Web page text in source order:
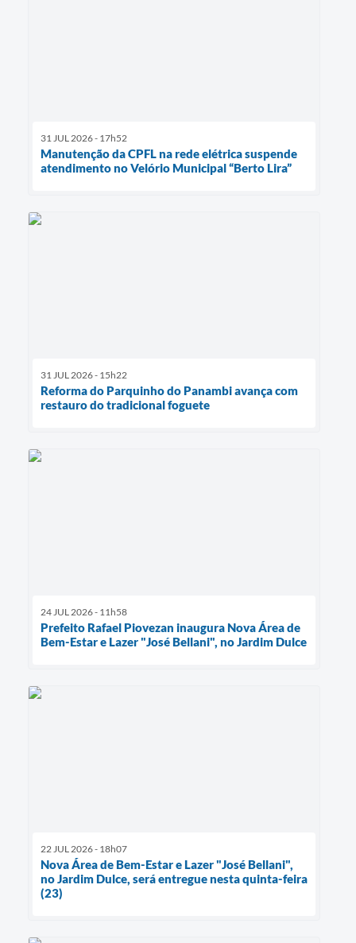
31 JUL 2026 - 17h52
Manutenção da CPFL na rede elétrica suspende
atendimento no Velório Municipal “Berto Lira”
31 JUL 2026 - 15h22
Reforma do Parquinho do Panambi avança com
restauro do tradicional foguete
24 JUL 2026 - 11h58
Prefeito Rafael Piovezan inaugura Nova Área de
Bem-Estar e Lazer "José Bellani", no Jardim Dulce
22 JUL 2026 - 18h07
Nova Área de Bem-Estar e Lazer "José Bellani",
no Jardim Dulce, será entregue nesta quinta-feira
(23)